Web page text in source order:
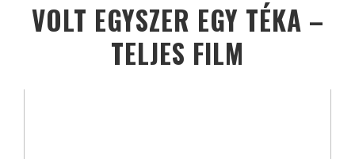
VOLT EGYSZER EGY TÉKA –
TELJES FILM